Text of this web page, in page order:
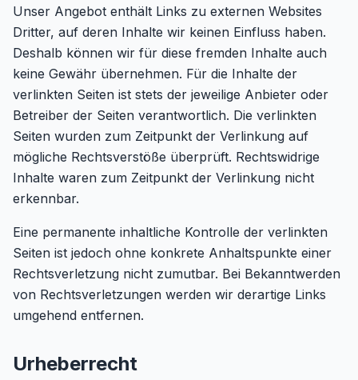
Unser Angebot enthält Links zu externen Websites
Dritter, auf deren Inhalte wir keinen Einfluss haben.
Deshalb können wir für diese fremden Inhalte auch
keine Gewähr übernehmen. Für die Inhalte der
verlinkten Seiten ist stets der jeweilige Anbieter oder
Betreiber der Seiten verantwortlich. Die verlinkten
Seiten wurden zum Zeitpunkt der Verlinkung auf
mögliche Rechtsverstöße überprüft. Rechtswidrige
Inhalte waren zum Zeitpunkt der Verlinkung nicht
erkennbar.
Eine permanente inhaltliche Kontrolle der verlinkten
Seiten ist jedoch ohne konkrete Anhaltspunkte einer
Rechtsverletzung nicht zumutbar. Bei Bekanntwerden
von Rechtsverletzungen werden wir derartige Links
umgehend entfernen.
Urheberrecht